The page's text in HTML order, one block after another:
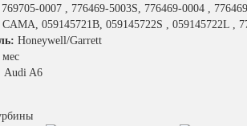
769705-0007 , 776469-5003S, 776469-0004 ,
059145721B, 059145722S , 059145722L ,
Honeywell/Garrett
мес
Audi A6